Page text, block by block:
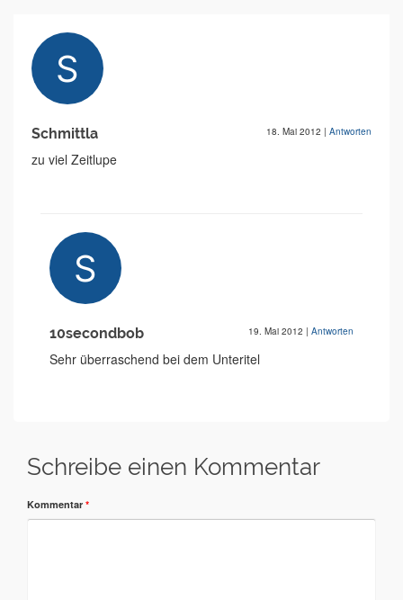
Schmittla 18. Mai 2012 | Antworten
zu viel Zeitlupe
10secondbob 19. Mai 2012 | Antworten
Sehr überraschend bei dem Unteritel
Schreibe einen Kommentar
Kommentar *